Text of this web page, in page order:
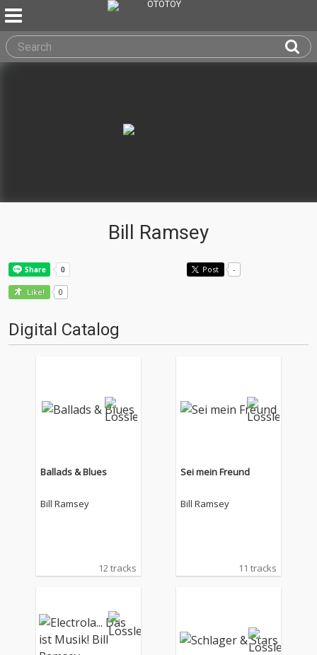
Bill Ramsey
Post -
Like! 0
Digital Catalog
Ballads & Blues
Bill Ramsey
12 tracks
Sei mein Freund
Bill Ramsey
11 tracks